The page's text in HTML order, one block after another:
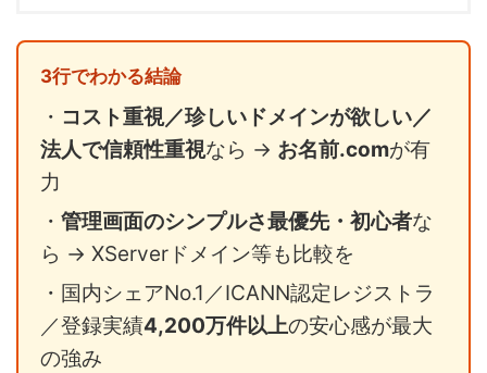
3行でわかる結論
・ コスト重視／珍しいドメインが欲しい／
法人で信頼性重視なら → お名前.comが有
力
・ 管理画面のシンプルさ最優先・初心者な
ら → XServerドメイン等も比較を
・国内シェアNo.1／ICANN認定レジストラ
／登録実績4,200万件以上の安心感が最大
の強み